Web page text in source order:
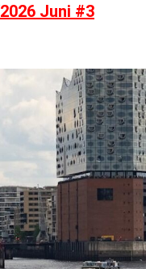
2026 Juni #3